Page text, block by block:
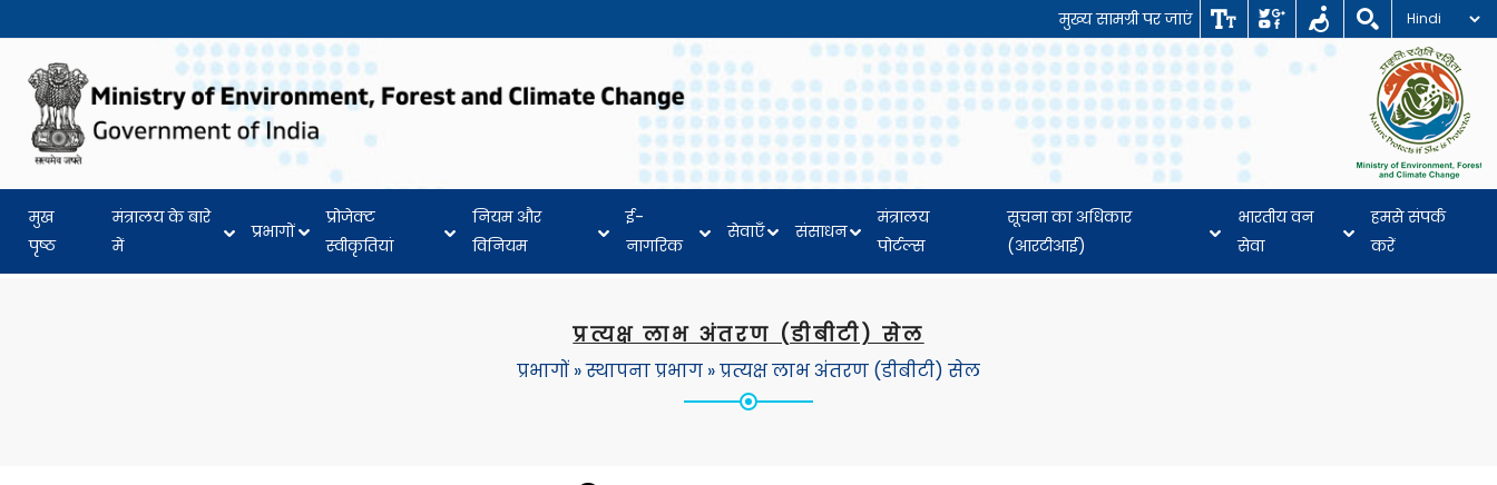
मुख्य सामग्री पर जाएं
मुख
पृष्ठ
मंत्रालय के बारे
में
प्रभागों
प्रोजेक्ट
स्वीकृतियां
नियम और
विनियम
ई-
नागरिक
सेवाएँ संसाधन
मंत्रालय
पोर्टल्स
सूचना का अधिकार
(आरटीआई)
भारतीय वन
सेवा
हमसे संपर्क
करें
प्रत्यक्ष लाभ अंतरण (डीबीटी) सेल
प्रभागों »स्थापना प्रभाग »प्रत्यक्ष लाभ अंतरण (डीबीटी) सेल